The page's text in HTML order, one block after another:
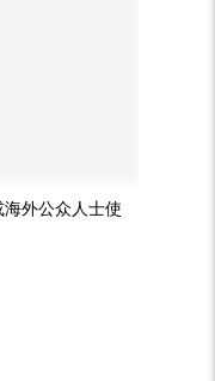
外公众人士使